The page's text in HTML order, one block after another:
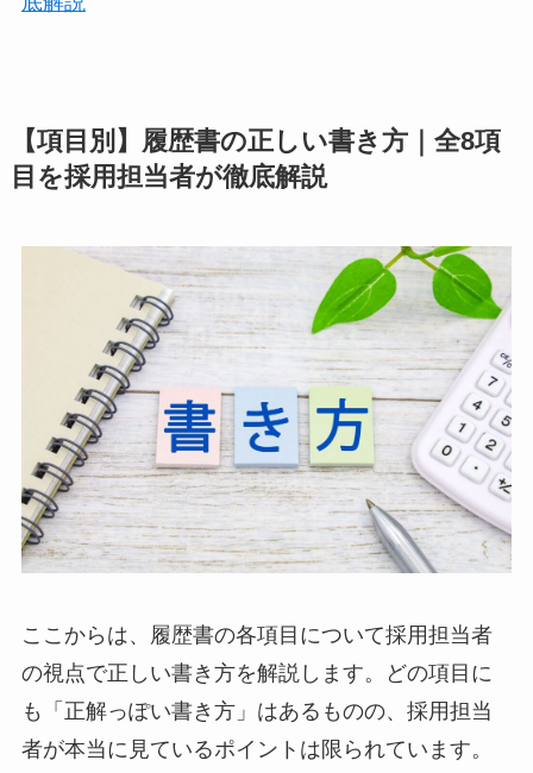
【項目別】履歴書の正しい書き方｜全8項
目を採用担当者が徹底解説
ここからは、履歴書の各項目について採用担当者
の視点で正しい書き方を解説します。どの項目に
も「正解っぽい書き方」はあるものの、採用担当
者が本当に見ているポイントは限られています。